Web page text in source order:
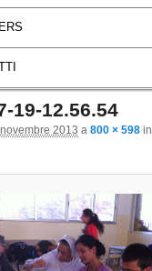
immagini
19-12.56.54
2013 a 800 × 598in